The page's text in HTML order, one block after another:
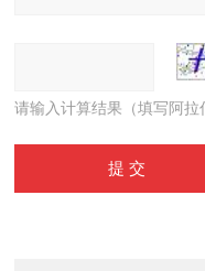
请输入计算结果（填写阿